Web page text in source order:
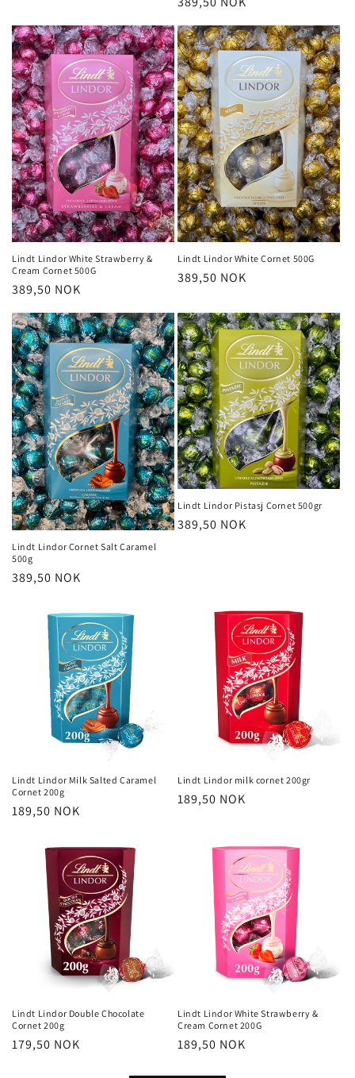
Lindt Lindor White Strawberry &
Cream Cornet 500G
Vanlig
pris
389,50 NOK
Lindt Lindor White Cornet 500G
Vanlig
389,50 NOK
Lindt Lindor Cornet Salt Caramel
500g
Vanlig
389,50 NOK
Lindt Lindor Pistasj Cornet 500gr
Vanlig
389,50 NOK
Lindt Lindor Milk Salted Caramel
Cornet 200g
Vanlig
189,50 NOK
Lindt Lindor milk cornet 200gr
Vanlig
189,50 NOK
Lindt Lindor Double Chocolate
Cornet 200g
Vanlig
179,50 NOK
Lindt Lindor White Strawberry &
Cream Cornet 200G
Vanlig
189,50 NOK